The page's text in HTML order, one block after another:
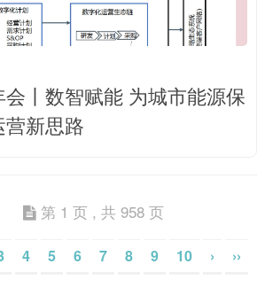
丨数智赋能 为城市能源保
新思路
第 1 页 , 共 958 页
4 5 6 7 8 9 10 › ››